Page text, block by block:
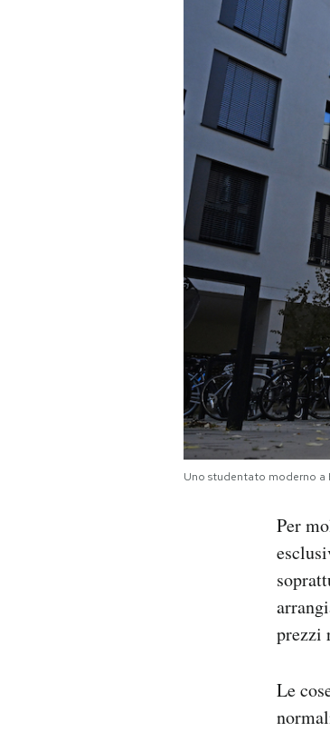
Uno studentato moderno a
Per
prezzi
Le